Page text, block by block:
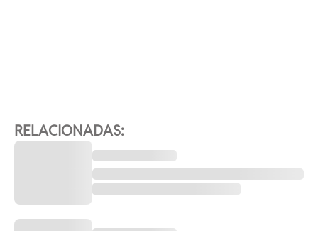
RELACIONADAS: